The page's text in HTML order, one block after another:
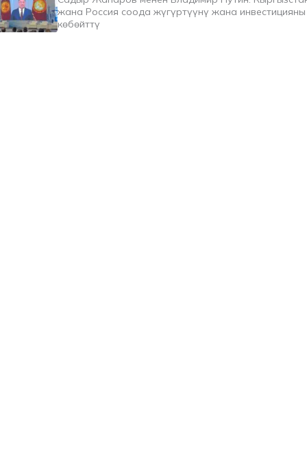
жана Россия соода жүгүртүүнү жана инвестицияны
көбөйттү